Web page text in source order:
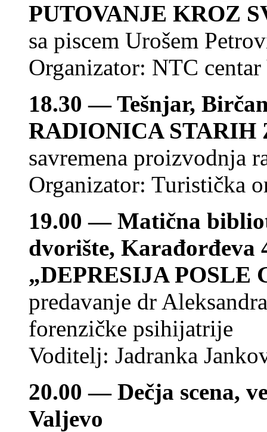
PUTOVANJE KROZ
sa piscem Urošem
Organizator: NTC
18.30 — Tešnjar,
RADIONICA STARIH
savremena proizvodnja
Organizator: Turistička
19.00 — Matična
dvorište, Karađorđeva
„DEPRESIJA POSLE
predavanje dr
forenzičke psihijatrije
Voditelj: Jadranka
20.00 — Dečja scena,
Valjevo